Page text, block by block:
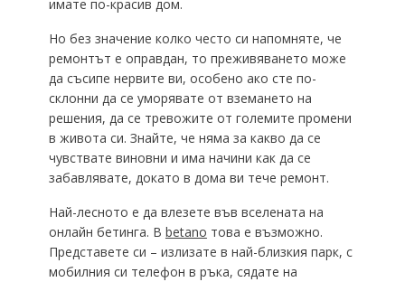
имате по-красив дом.
Но без значение колко често си напомняте, че
ремонтът е оправдан, то преживяването може
да съсипе нервите ви, особено ако сте по-
склонни да се уморявате от вземането на
решения, да се тревожите от големите промени
в живота си. Знайте, че няма за какво да се
чувствате виновни и има начини как да се
забавлявате, докато в дома ви тече ремонт.
Най-лесното е да влезете във вселената на
онлайн бетинга. В betano това е възможно.
Представете си – излизате в най-близкия парк, с
мобилния си телефон в ръка, сядате на